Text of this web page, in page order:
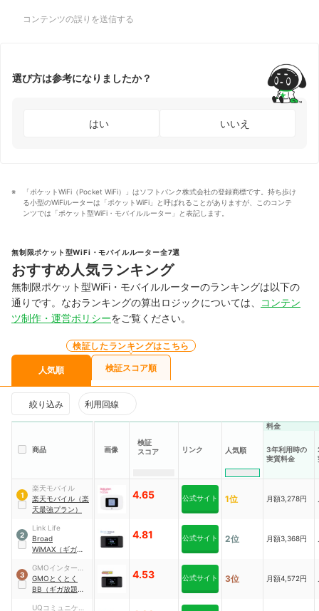
コンテンツの誤りを送信する
選び方は参考になりましたか？
はい いいえ
「ポケットWiFi（Pocket WiFi）」はソフトバンク株式会社の登録商標です。持ち歩け
る小型のWiFiルーターは「ポケットWiFi」と呼ばれることがありますが、このコンテ
ンツでは「ポケット型WiFi・モバイルルーター」と表記します。
無制限ポケット型WiFi・モバイルルーター全7選
おすすめ人気ランキング
無制限ポケット型WiFi・モバイルルーターのランキングは以下の
通りです。なおランキングの算出ロジックについては、
コンテン
ツ制作・運営ポリシーをご覧ください。
人気順
検証したランキングはこちら
検証スコア順
絞り込み 利用回線
商品 画像
検証
スコア
リンク 人気順
料金
3年利用時の
実質料金
1
楽天モバイル
楽天モバイル（楽
天最強プラン）
4.65 公式サイト 1位 月額3,278円
2
Link Life
Broad
WiMAX（ギガ放題
4.81 公式サイト 2位 月額3,368円
3
GMOインターネ
ット
GMOとくとく
BB（ギガ放題プ
4.53 公式サイト 3位 月額4,572円
UQコミュニケー